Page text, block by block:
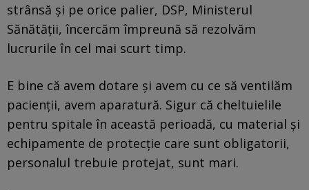
strânsă și pe orice palier, DSP, Ministerul
Sănătății, încercăm împreună să rezolvăm
lucrurile în cel mai scurt timp.
E bine că avem dotare și avem cu ce să ventilăm
pacienții, avem aparatură. Sigur că cheltuielile
pentru spitale în această perioadă, cu material și
echipamente de protecție care sunt obligatorii,
personalul trebuie protejat, sunt mari.